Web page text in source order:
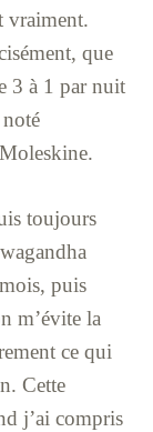
vraiment.
que
3 à 1 par nuit
toujours
puis
m’évite la
ce qui
Cette
j’ai compris